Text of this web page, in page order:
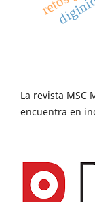
La revista MSC
encuentra en